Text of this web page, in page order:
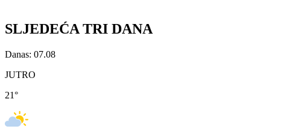
SLJEDEĆA TRI DANA
Danas: 07.08
JUTRO
21°